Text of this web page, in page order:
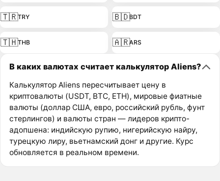
🇹🇷TRY 🇧🇩BDT
🇹🇭THB 🇦🇷ARS
В каких валютах считает калькулятор Aliens?
Калькулятор Aliens пересчитывает цену в
криптовалюты (USDT, BTC, ETH), мировые фиатные
валюты (доллар США, евро, российский рубль, фунт
стерлингов) и валюты стран — лидеров крипто-
адопшена: индийскую рупию, нигерийскую найру,
турецкую лиру, вьетнамский донг и другие. Курс
обновляется в реальном времени.